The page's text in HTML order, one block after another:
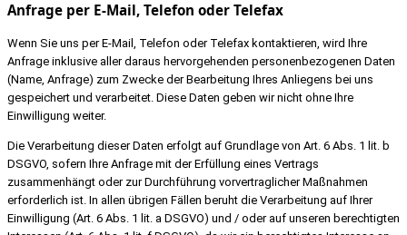
Anfrage per E-Mail, Telefon oder Telefax
Wenn Sie uns per E-Mail, Telefon oder Telefax kontaktieren, wird Ihre
Anfrage inklusive aller daraus hervorgehenden personenbezogenen Daten
(Name, Anfrage) zum Zwecke der Bearbeitung Ihres Anliegens bei uns
gespeichert und verarbeitet. Diese Daten geben wir nicht ohne Ihre
Einwilligung weiter.
Die Verarbeitung dieser Daten erfolgt auf Grundlage von Art. 6 Abs. 1 lit. b
DSGVO, sofern Ihre Anfrage mit der Erfüllung eines Vertrags
zusammenhängt oder zur Durchführung vorvertraglicher Maßnahmen
erforderlich ist. In allen übrigen Fällen beruht die Verarbeitung auf Ihrer
Einwilligung (Art. 6 Abs. 1 lit. a DSGVO) und / oder auf unseren berechtigten